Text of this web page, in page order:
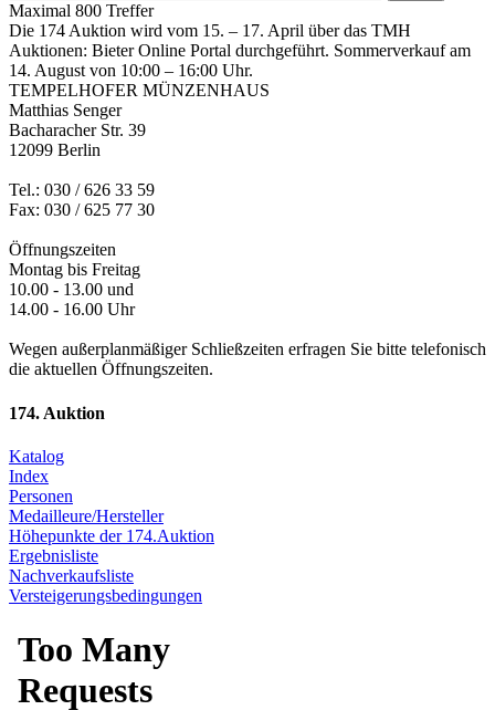
Maximal 800 Treffer
Die 174 Auktion wird vom 15. – 17. April über das TMH
Auktionen: Bieter Online Portal durchgeführt. Sommerverkauf am
14. August von 10:00 – 16:00 Uhr.
TEMPELHOFER MÜNZENHAUS
Matthias Senger
Bacharacher Str. 39
12099 Berlin
Tel.: 030 / 626 33 59
Fax: 030 / 625 77 30
Öffnungszeiten
Montag bis Freitag
10.00 - 13.00 und
14.00 - 16.00 Uhr
Wegen außerplanmäßiger Schließzeiten erfragen Sie bitte telefonisch
die aktuellen Öffnungszeiten.
174. Auktion
Katalog
Index
Personen
Medailleure/Hersteller
Höhepunkte der 174.Auktion
Ergebnisliste
Nachverkaufsliste
Versteigerungsbedingungen